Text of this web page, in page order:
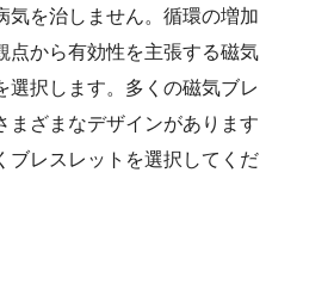
気を治しません。循環の増加
点から有効性を主張する磁気
選択します。多くの磁気ブレ
まざまなデザインがあります
ブレスレットを選択してくだ